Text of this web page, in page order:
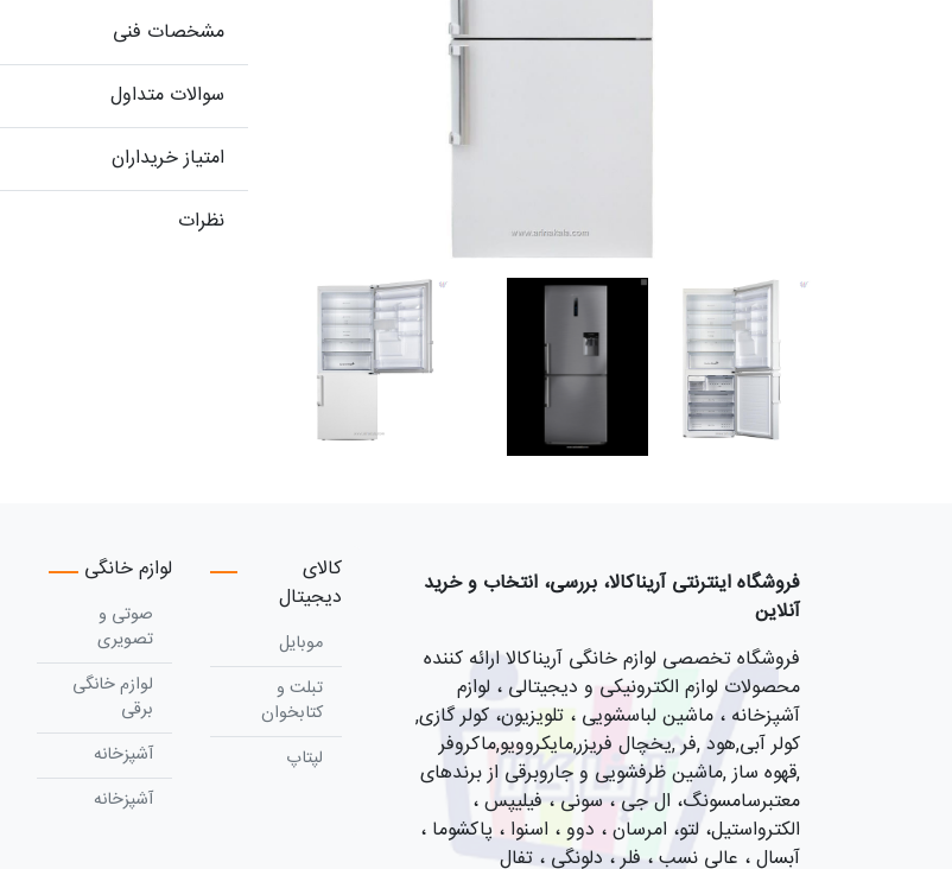
مشخصات فنی
سوالات متداول
امتیاز خریداران
نظرات
فروشگاه اینترنتی آریناکالا، بررسی، انتخاب و خرید
آنلاین
فروشگاه تخصصی لوازم خانگی آریناکالا ارائه کننده
محصولات لوازم الکترونیکی و دیجیتالی ، لوازم
آشپزخانه ، ماشین لباسشویی ، تلویزیون، کولر گازی,
کولر آبی,هود ,فر ,یخچال فریزر,مایکروویو,ماکروفر
,قهوه ساز ,ماشین ظرفشویی و جاروبرقی از برندهای
معتبرسامسونگ، ال جی ، سونی ، فیلیپس ،
الکترواستیل، لتو، امرسان ، دوو ، اسنوا ، پاکشوما ،
آبسال ، عالی نسب ، فلر ، دلونگی ، تفال
کالای
دیجیتال
موبایل
تبلت و
کتابخوان
لپتاپ
لوازم خانگی
صوتی و
تصویری
لوازم خانگی
برقی
آشپزخانه
آشپزخانه